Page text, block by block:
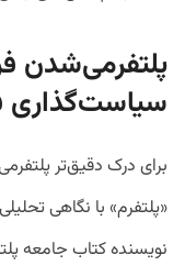
پلتفرمی‌شدن
سیاست‌گذاری
برای درک دقیق‌تر
«پلتفرم» با نگاهی
نویسنده کتاب جامعه